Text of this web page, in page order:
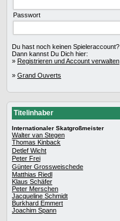
Passwort
Du hast noch keinen Spieleraccount?
Dann kannst Du Dich hier:
» Registrieren und Account verwalten
» Grand Ouverts
Titelinhaber
Internationaler Skatgroßmeister
Walter van Stegen
Thomas Kinback
Detlef Wicht
Peter Frei
Günter Grossweischede
Matthias Riedl
Klaus Schäfer
Peter Merschen
Jacqueline Schmidt
Burkhard Emmert
Joachim Spann